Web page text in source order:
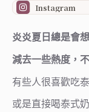
Instagram
炎炎夏日總是會
減去一些熱度，
有些人很喜歡吃
或是直接喝泰式